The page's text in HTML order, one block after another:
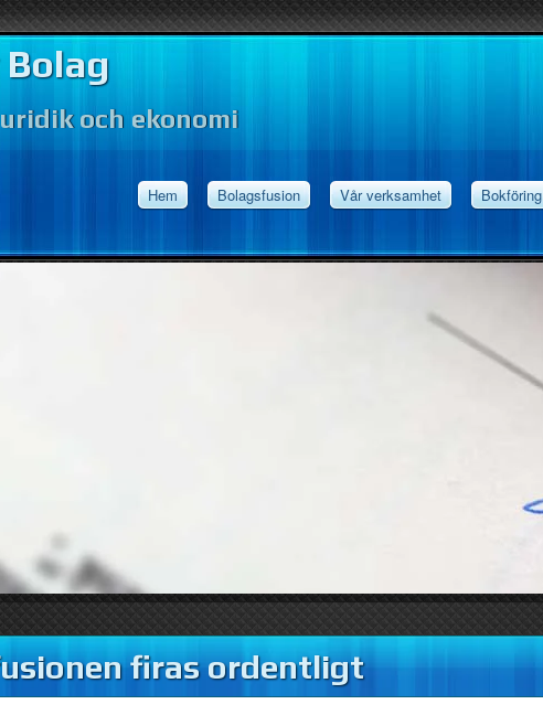
och ekonomi
Hem Bolagsfusion Vår verksamhet Bokföring
firas ordentligt